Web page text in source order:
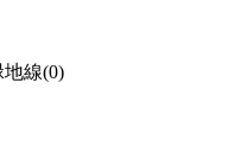
地線(0)